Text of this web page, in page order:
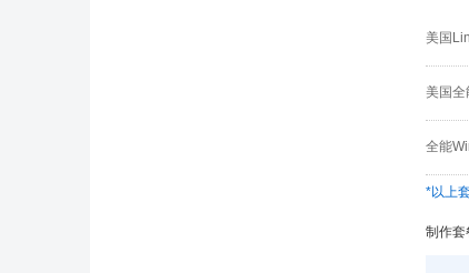
美国
美国全
全能
*以上
制作套